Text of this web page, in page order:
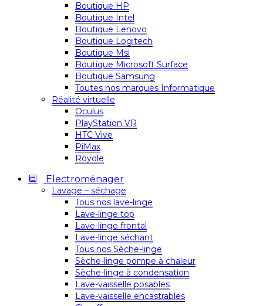
Boutique HP
Boutique Intel
Boutique Lenovo
Boutique Logitech
Boutique Msi
Boutique Microsoft Surface
Boutique Samsung
Toutes nos marques Informatique
Réalité virtuelle
Oculus
PlayStation VR
HTC Vive
PiMax
Royole
Electroménager
Lavage – séchage
Tous nos lave-linge
Lave-linge top
Lave-linge frontal
Lave-linge séchant
Tous nos Sèche-linge
Sèche-linge pompe à chaleur
Sèche-linge à condensation
Lave-vaisselle posables
Lave-vaisselle encastrables